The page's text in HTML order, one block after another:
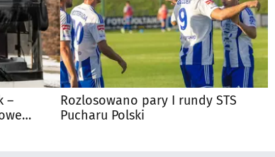
–
Rozlosowano pary I rundy STS
Pucharu Polski